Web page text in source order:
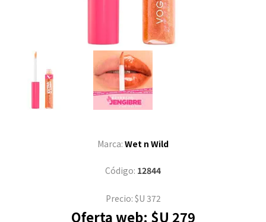
Marca: Wet n Wild
Código: 12844
Precio: $U 372
Oferta web: $U 279